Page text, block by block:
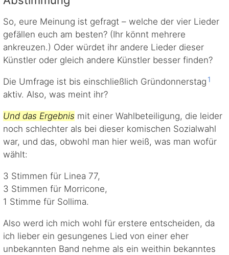
So, eure Meinung ist gefragt – welche der vier Lieder
gefällen euch am besten? (Ihr könnt mehrere
ankreuzen.) Oder würdet ihr andere Lieder dieser
Künstler oder gleich andere Künstler besser finden?
Die Umfrage ist bis einschließlich Gründonnerstag 1
aktiv. Also, was meint ihr?
Und das Ergebnis mit einer Wahlbeteiligung, die leider
noch schlechter als bei dieser komischen Sozialwahl
war, und das, obwohl man hier weiß, was man wofür
wählt:
3 Stimmen für Linea 77,
3 Stimmen für Morricone,
1 Stimme für Sollima.
Also werd ich mich wohl für erstere entscheiden, da
ich lieber ein gesungenes Lied von einer eher
unbekannten Band nehme als ein weithin bekanntes